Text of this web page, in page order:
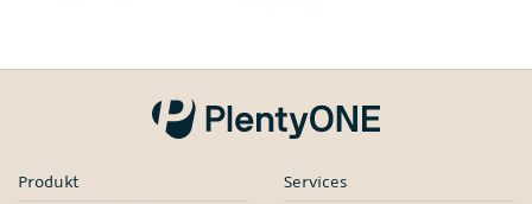
Produkt
Services